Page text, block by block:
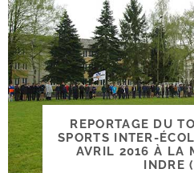
REPORTAGE DU
SPORTS INTER-​
AVRIL 2016 À LA
INDRE